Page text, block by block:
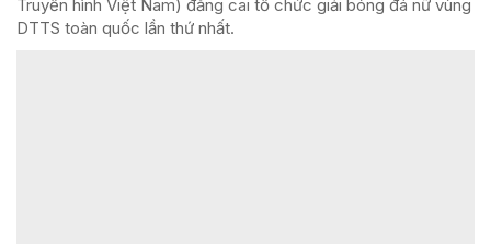
Truyền hình Việt Nam) đăng cai tổ chức giải bóng đá nữ vùng
DTTS toàn quốc lần thứ nhất.